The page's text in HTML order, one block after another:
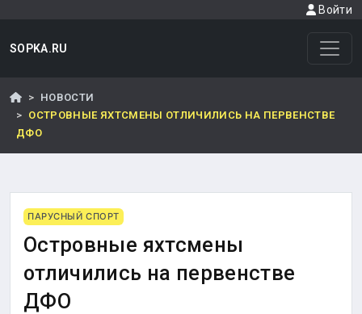
Войти
SOPKA.RU
НОВОСТИ
ОСТРОВНЫЕ ЯХТСМЕНЫ ОТЛИЧИЛИСЬ НА ПЕРВЕНСТВЕ
ДФО
ПАРУСНЫЙ СПОРТ
Островные яхтсмены
отличились на первенстве
ДФО